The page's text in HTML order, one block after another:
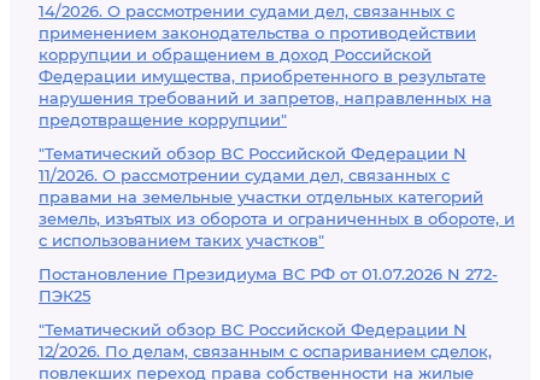
14/2026. О рассмотрении судами дел, связанных с
применением законодательства о противодействии
коррупции и обращением в доход Российской
Федерации имущества, приобретенного в результате
нарушения требований и запретов, направленных на
предотвращение коррупции"
"Тематический обзор ВС Российской Федерации N
11/2026. О рассмотрении судами дел, связанных с
правами на земельные участки отдельных категорий
земель, изъятых из оборота и ограниченных в обороте, и
с использованием таких участков"
Постановление Президиума ВС РФ от 01.07.2026 N 272-
ПЭК25
"Тематический обзор ВС Российской Федерации N
12/2026. По делам, связанным с оспариванием сделок,
повлекших переход права собственности на жилые